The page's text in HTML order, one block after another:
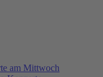
am Mittwoch